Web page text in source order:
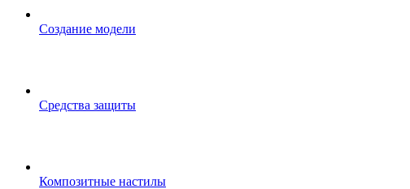
Создание модели
Средства защиты
Композитные настилы